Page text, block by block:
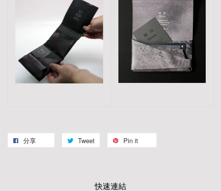
分享 Tweet Pin it
快速連結